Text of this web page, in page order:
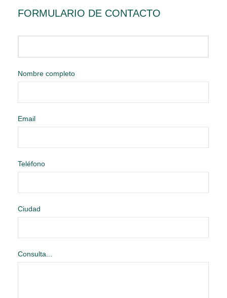
FORMULARIO DE CONTACTO
Nombre completo
Email
Teléfono
Ciudad
Consulta...